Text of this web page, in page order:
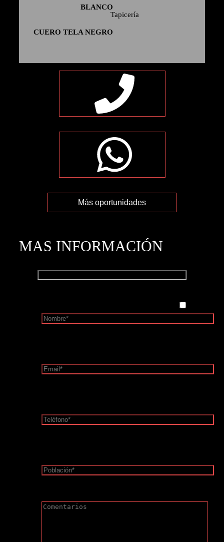
Tapicería
BLANCO
CUERO TELA NEGRO
Más oportunidades
MAS INFORMACIÓN